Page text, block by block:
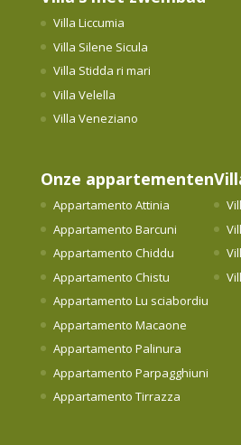
Villa Liccumia
Villa Silene Sicula
Villa Stidda ri mari
Villa Velella
Villa Veneziano
Onze appartementen
Appartamento Attinia
Appartamento Barcuni
Appartamento Chiddu
Appartamento Chistu
Appartamento Lu sciabordiu
Appartamento Macaone
Appartamento Palinura
Appartamento Parpagghiuni
Appartamento Tirrazza